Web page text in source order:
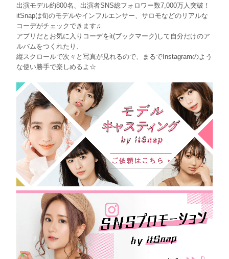
出演モデル約800名、出演者SNS総フォロワー数7,000万人突破！
itSnapは旬のモデルやインフルエンサー、サロモなどのリアルな
コーデがチェックできます♫
アプリだとお気に入りコーデをit(ブックマーク)して自分だけのア
ルバムをつくれたり、
縦スクロールで次々と写真が見れるので、まるでInstagramのよう
な使い勝手で楽しめるよ☆